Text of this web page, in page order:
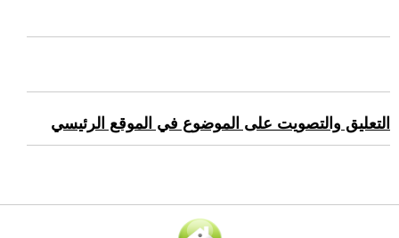
التعليق والتصويت على الموضوع في الموقع الرئيسي